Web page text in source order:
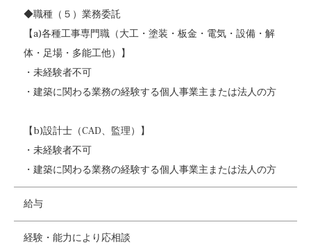
◆職種（５）業務委託
【a)各種工事専門職（大工・塗装・板金・電気・設備・解
体・足場・多能工他）】
・未経験者不可
・建築に関わる業務の経験する個人事業主または法人の方
【b)設計士（CAD、監理）】
・未経験者不可
・建築に関わる業務の経験する個人事業主または法人の方
給与
経験・能力により応相談